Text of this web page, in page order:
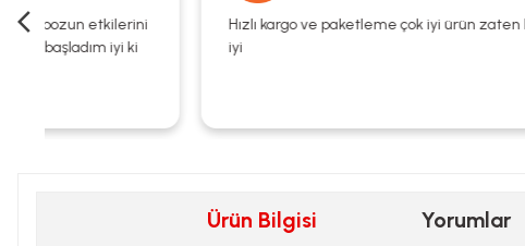
Hızlı kargo ve paketleme çok iyi ürün zaten kalitesi çok
iyi
Ürün Bilgisi Yorumlar